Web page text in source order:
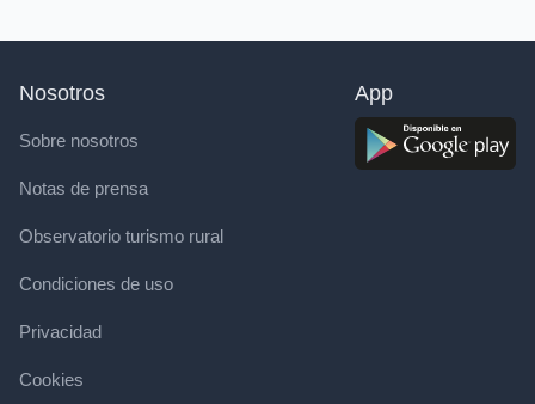
Nosotros
Sobre nosotros
Notas de prensa
Observatorio turismo rural
Condiciones de uso
Privacidad
Cookies
App